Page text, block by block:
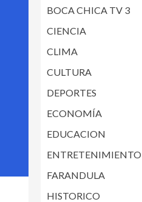
BOCA CHICA TV 3
CIENCIA
CLIMA
CULTURA
DEPORTES
ECONOMÍA
EDUCACION
ENTRETENIMIENTO
FARANDULA
HISTORICO